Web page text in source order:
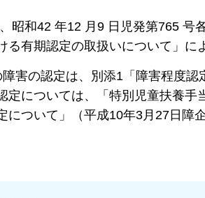
昭和42 年12 月9 日児発第765
る有期認定の取扱いについて」に
障害の認定は、別添1「障害程度
定については、「特別児童扶養
について」（平成10年3月27日障